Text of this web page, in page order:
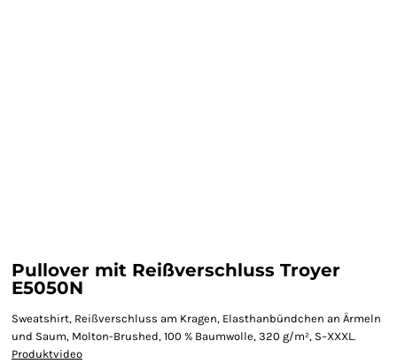
Pullover mit Reißverschluss Troyer
E5050N
Sweatshirt, Reißverschluss am Kragen, Elasthanbündchen an Ärmeln
und Saum, Molton-Brushed, 100 % Baumwolle, 320 g/m², S–XXXL.
Produktvideo